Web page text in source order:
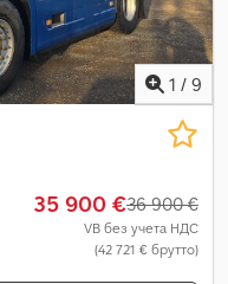
1 / 9
35 900 €36 900 €
VB без учета НДС
(42 721 € брутто)